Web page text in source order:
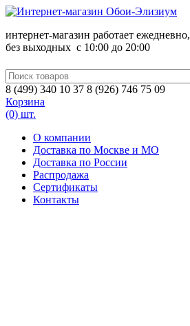
интернет-магазин работает ежедневно,
без выходных c 10:00 до 20:00
8 (499) 340 10 37 8 (926) 746 75 09
Корзина
(0) шт.
О компании
Доставка по Москве и МО
Доставка по России
Распродажа
Сертификаты
Контакты